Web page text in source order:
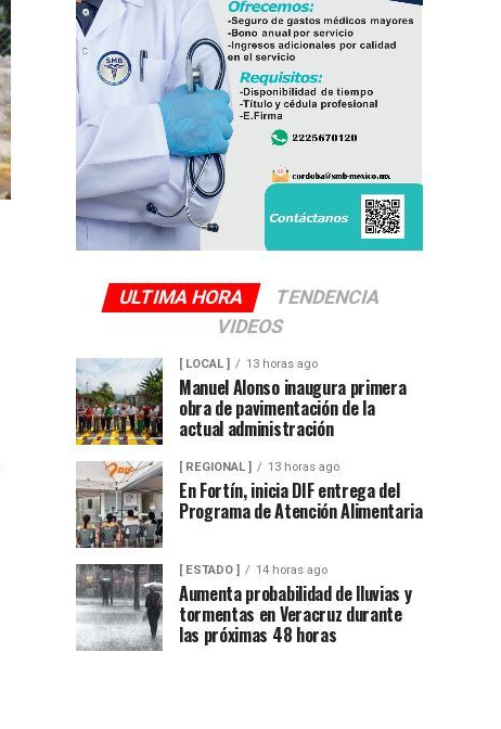
ULTIMA HORA
TENDENCIA
VIDEOS
[ LOCAL ] 13 horas ago
Manuel Alonso inaugura primera
obra de pavimentación de la
actual administración
[ REGIONAL ] 13 horas ago
En Fortín, inicia DIF entrega del
Programa de Atención Alimentaria
[ ESTADO ] 14 horas ago
Aumenta probabilidad de lluvias y
tormentas en Veracruz durante
las próximas 48 horas